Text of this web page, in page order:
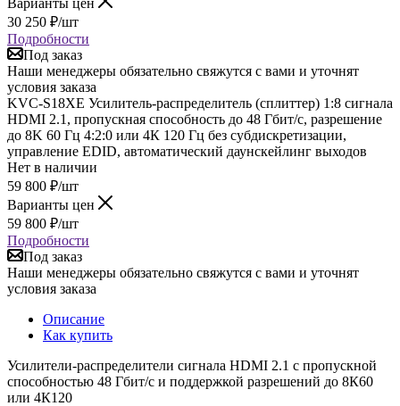
Варианты цен
30 250 ₽/шт
Подробности
Под заказ
Наши менеджеры обязательно свяжутся с вами и уточнят
условия заказа
KVC-S18XE Усилитель-распределитель (сплиттер) 1:8 сигнала
HDMI 2.1, пропускная способность до 48 Гбит/с, разрешение
до 8K 60 Гц 4:2:0 или 4К 120 Гц без субдискретизации,
управление EDID, автоматический даунскейлинг выходов
Нет в наличии
59 800 ₽/шт
Варианты цен
59 800 ₽/шт
Подробности
Под заказ
Наши менеджеры обязательно свяжутся с вами и уточнят
условия заказа
Описание
Как купить
Усилители-распределители сигнала HDMI 2.1 с пропускной
способностью 48 Гбит/с и поддержкой разрешений до 8К60
или 4К120